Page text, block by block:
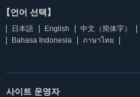
【언어 선택】
日本語 English 中文（简体字）
Bahasa Indonesia
ภาษาไทย
사이트 운영자